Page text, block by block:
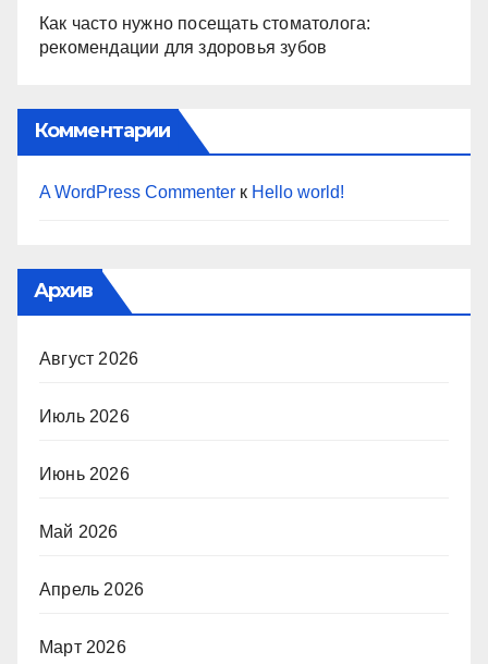
Как часто нужно посещать стоматолога:
рекомендации для здоровья зубов
Комментарии
A WordPress Commenter к Hello world!
Архив
Август 2026
Июль 2026
Июнь 2026
Май 2026
Апрель 2026
Март 2026